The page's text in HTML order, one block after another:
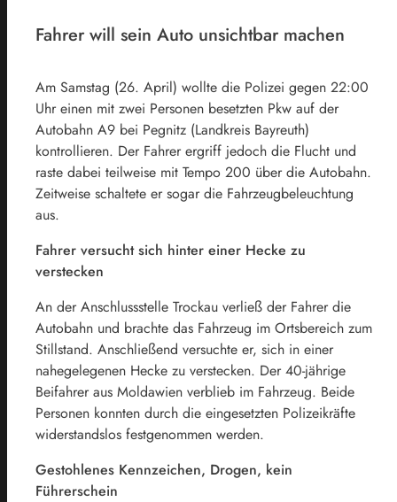
Fahrer will sein Auto unsichtbar machen
Am Samstag (26. April) wollte die Polizei gegen 22:00
Uhr einen mit zwei Personen besetzten Pkw auf der
Autobahn A9 bei Pegnitz (Landkreis Bayreuth)
kontrollieren. Der Fahrer ergriff jedoch die Flucht und
raste dabei teilweise mit Tempo 200 über die Autobahn.
Zeitweise schaltete er sogar die Fahrzeugbeleuchtung
aus.
Fahrer versucht sich hinter einer Hecke zu
verstecken
An der Anschlussstelle Trockau verließ der Fahrer die
Autobahn und brachte das Fahrzeug im Ortsbereich zum
Stillstand. Anschließend versuchte er, sich in einer
nahegelegenen Hecke zu verstecken. Der 40-jährige
Beifahrer aus Moldawien verblieb im Fahrzeug. Beide
Personen konnten durch die eingesetzten Polizeikräfte
widerstandslos festgenommen werden.
Gestohlenes Kennzeichen, Drogen, kein
Führerschein